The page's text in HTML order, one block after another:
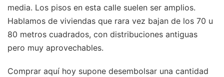
media. Los pisos en esta calle suelen ser amplios.
Hablamos de viviendas que rara vez bajan de los 70 u
80 metros cuadrados, con distribuciones antiguas
pero muy aprovechables.
Comprar aquí hoy supone desembolsar una cantidad